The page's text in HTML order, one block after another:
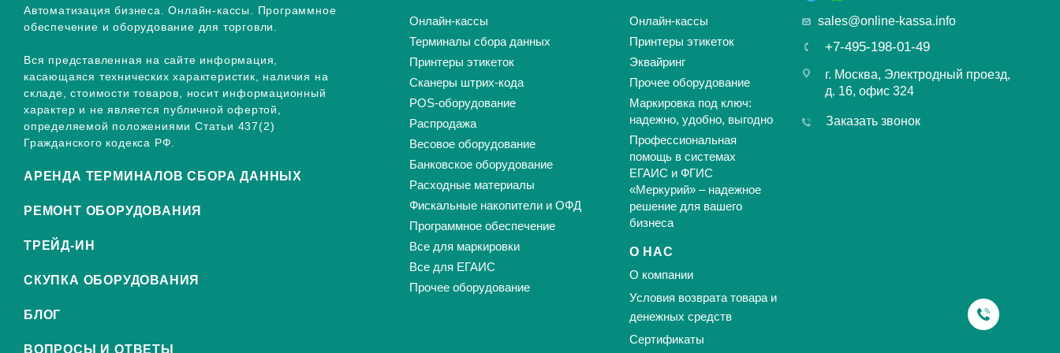
Автоматизация бизнеса. Онлайн-кассы. Программное
обеспечение и оборудование для торговли.
Вся представленная на сайте информация,
касающаяся технических характеристик, наличия на
складе, стоимости товаров, носит информационный
характер и не является публичной офертой,
определяемой положениями Статьи 437(2)
Гражданского кодекса РФ.
АРЕНДА ТЕРМИНАЛОВ СБОРА ДАННЫХ
РЕМОНТ ОБОРУДОВАНИЯ
ТРЕЙД-ИН
СКУПКА ОБОРУДОВАНИЯ
БЛОГ
ВОПРОСЫ И ОТВЕТЫ
Онлайн-кассы
Терминалы сбора данных
Принтеры этикеток
Сканеры штрих-кода
POS-оборудование
Распродажа
Весовое оборудование
Банковское оборудование
Расходные материалы
Фискальные накопители и ОФД
Программное обеспечение
Все для маркировки
Все для ЕГАИС
Прочее оборудование
Онлайн-кассы
Принтеры этикеток
Эквайринг
Прочее оборудование
Маркировка под ключ:
надежно, удобно, выгодно
Профессиональная
помощь в системах
ЕГАИС и ФГИС
«Меркурий» – надежное
решение для вашего
бизнеса
О НАС
О компании
Условия возврата товара и
денежных средств
Сертификаты
sales@online-kassa.info
+7-495-198-01-49
г. Москва, Электродный проезд,
д. 16, офис 324
Заказать звонок